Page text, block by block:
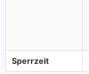
Sperrzeit